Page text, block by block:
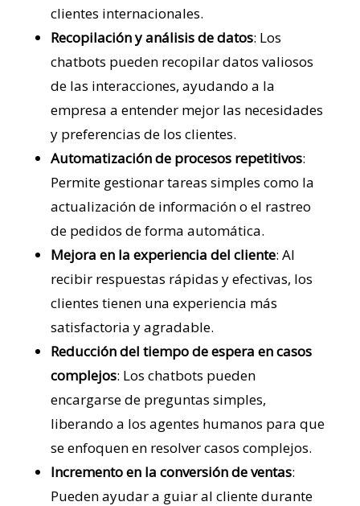
clientes internacionales.
Recopilación y análisis de datos: Los
chatbots pueden recopilar datos valiosos
de las interacciones, ayudando a la
empresa a entender mejor las necesidades
y preferencias de los clientes.
Automatización de procesos repetitivos:
Permite gestionar tareas simples como la
actualización de información o el rastreo
de pedidos de forma automática.
Mejora en la experiencia del cliente: Al
recibir respuestas rápidas y efectivas, los
clientes tienen una experiencia más
satisfactoria y agradable.
Reducción del tiempo de espera en casos
complejos: Los chatbots pueden
encargarse de preguntas simples,
liberando a los agentes humanos para que
se enfoquen en resolver casos complejos.
Incremento en la conversión de ventas:
Pueden ayudar a guiar al cliente durante